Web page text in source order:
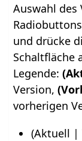
Auswahl des
und drücke
Schaltfläche
Legende:
Version,
vorherigen
Aktuell